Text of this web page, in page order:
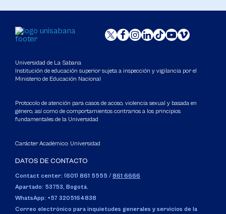
Universidad de La Sabana
Institución de educación superior sujeta a inspección y vigilancia por el
Ministerio de Educación Nacional
Protocolo de atención para casos de acoso, violencia sexual y basada en
género, así como de comportamientos contrarios a los principios
fundamentales de la Universidad
Carácter Académico: Universidad
DATOS DE CONTACTO
Contact center: (601) 861 5555 / 861 6666
Apartado: 53753, Bogotá.
WhatsApp: +57 3205164838
Correo electrónico para inquietudes generales y servicios de la